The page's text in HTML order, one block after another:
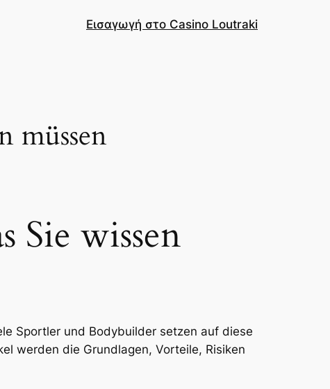
Εισαγωγή στο Casino Loutraki
müssen
Sie wissen
Sportler und Bodybuilder setzen auf diese
werden die Grundlagen, Vorteile, Risiken